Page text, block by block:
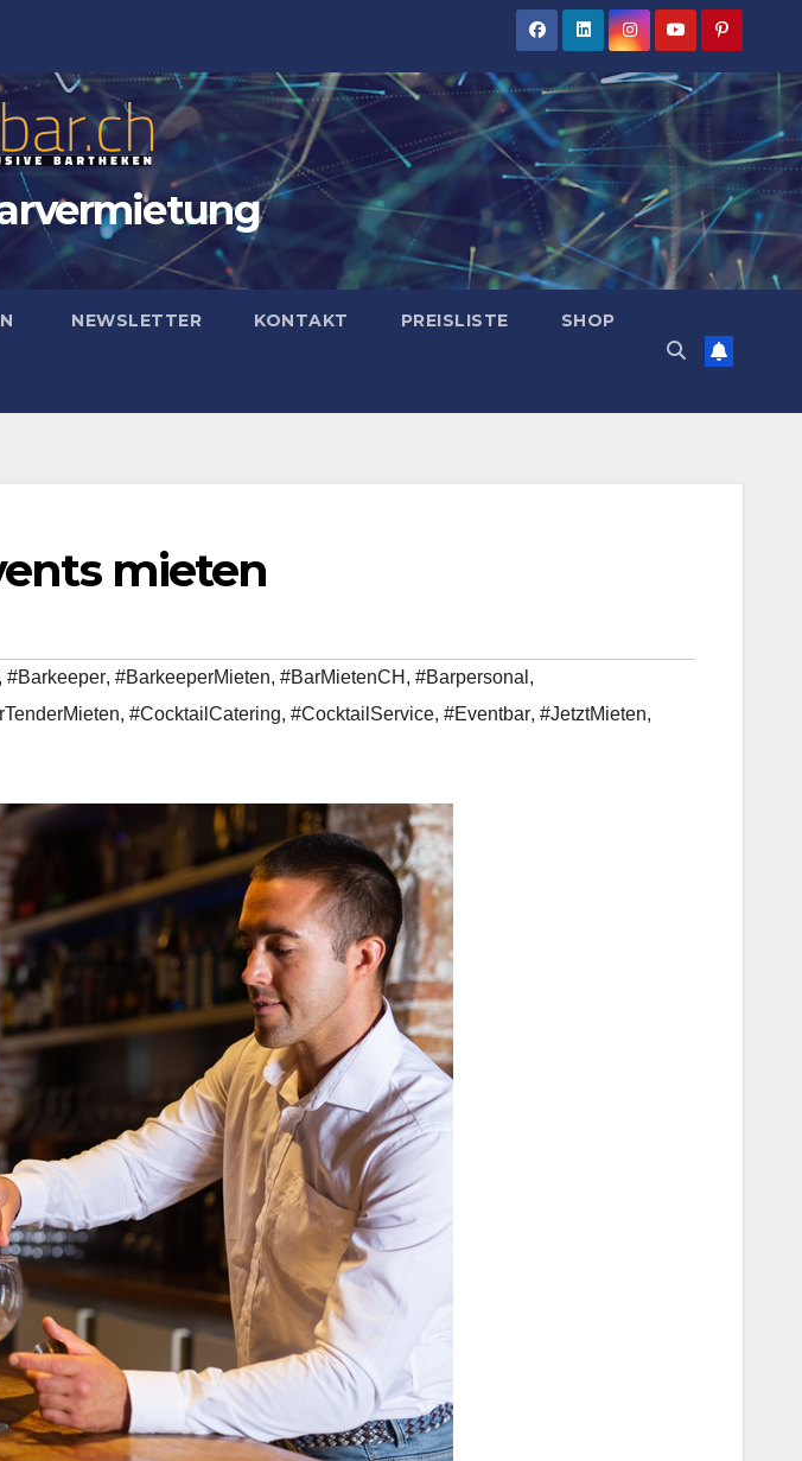
NEWSLETTER KONTAKT PREISLISTE SHOP
mieten
#Barkeeper, #BarkeeperMieten, #BarMietenCH , #Barpersonal ,
, #CocktailCatering, #CocktailService, #Eventbar, #JetztMieten,